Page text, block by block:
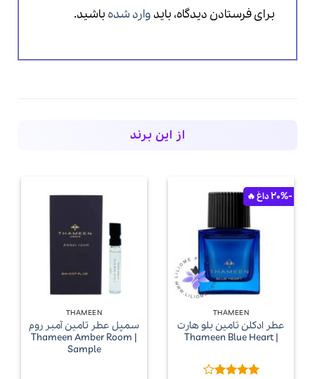
برای فرستادن دیدگاه، باید وارد شده باشید.
از این برند
-20%
THAMEEN
عطر ادکلن تامین بلو هارت
| Thameen Blue Heart
THAMEEN
سمپل عطر تامین آمبر روم
| Thameen Amber Room
Sample